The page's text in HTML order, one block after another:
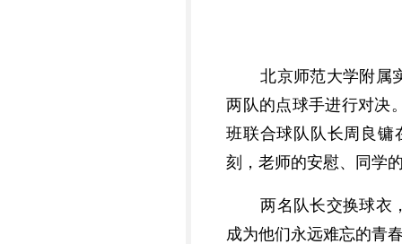
北京师范大学附属
两队的点球手进行对决
班联合球队队长周良镛
刻，老师的安慰、同学
两名队长交换球衣
成为他们永远难忘的青